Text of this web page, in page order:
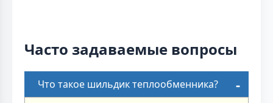
Часто задаваемые вопросы
Что такое шильдик теплообменника?